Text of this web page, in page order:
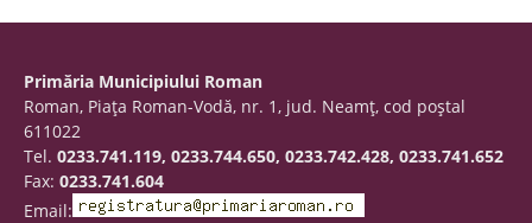
Primăria Municipiului Roman
Roman, Piaţa Roman-Vodă, nr. 1, jud. Neamţ, cod poştal
611022
Tel. 0233.741.119, 0233.744.650, 0233.742.428, 0233.741.652
Fax: 0233.741.604
Email: